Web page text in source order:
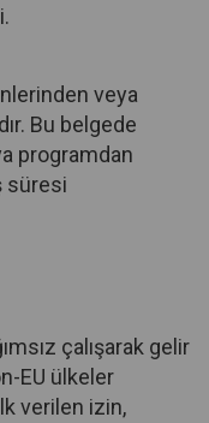
veya
Bu belgede
programdan
süresi
çalışarak gelir
EU ülkeler
verilen izin,